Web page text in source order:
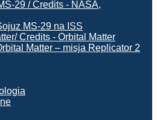
MS-29 na ISS
Matter – misja Replicator 2